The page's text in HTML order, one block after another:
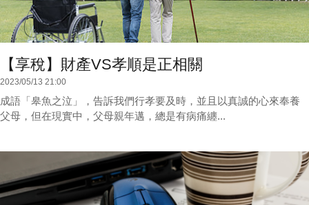
【享稅】財產VS孝順是正相關
2023/05/13 21:00
成語「皋魚之泣」，告訴我們行孝要及時，並且以真誠的心來奉養
父母，但在現實中，父母親年邁，總是有病痛纏...